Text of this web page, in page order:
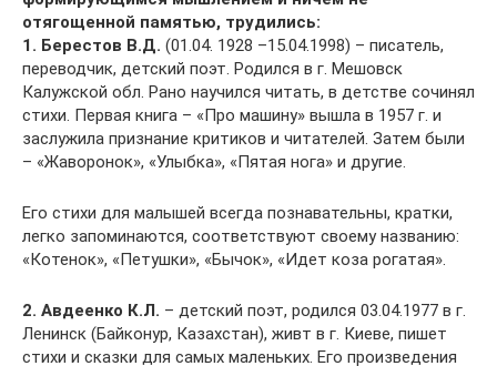
отягощенной памятью, трудились:
1. Берестов В.Д. (01.04. 1928 –15.04.1998) – писатель,
переводчик, детский поэт. Родился в г. Мешовск
Калужской обл. Рано научился читать, в детстве сочинял
стихи. Первая книга – «Про машину» вышла в 1957 г. и
заслужила признание критиков и читателей. Затем были
– «Жаворонок», «Улыбка», «Пятая нога» и другие.
Его стихи для малышей всегда познавательны, кратки,
легко запоминаются, соответствуют своему названию:
«Котенок», «Петушки», «Бычок», «Идет коза рогатая».
2. Авдеенко К.Л. – детский поэт, родился 03.04.1977 в г.
Ленинск (Байконур, Казахстан), живт в г. Киеве, пишет
стихи и сказки для самых маленьких. Его произведения